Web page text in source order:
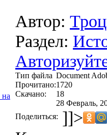
Автор:
Раздел:
Тип файла Document
Прочитано:1720
Скачано:
18
28 Февраль,
Поделиться: ]]>